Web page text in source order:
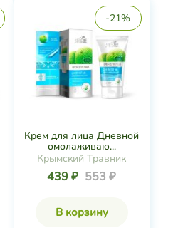
-21%
Крем для лица Дневной
омолаживаю...
Крымский Травник
439 ₽ 553 ₽
В корзину